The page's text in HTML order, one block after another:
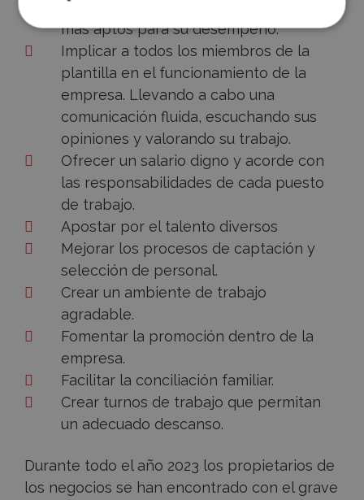
desarrollar su trabajo y serán mucho
más aptos para su desempeño.
Implicar a todos los miembros de la
plantilla en el funcionamiento de la
empresa. Llevando a cabo una
comunicación fluida, escuchando sus
opiniones y valorando su trabajo.
Ofrecer un salario digno y acorde con
las responsabilidades de cada puesto
de trabajo.
Apostar por el talento diversos
Mejorar los procesos de captación y
selección de personal.
Crear un ambiente de trabajo
agradable.
Fomentar la promoción dentro de la
empresa.
Facilitar la conciliación familiar.
Crear turnos de trabajo que permitan
un adecuado descanso.
Durante todo el año 2023 los propietarios de
los negocios se han encontrado con el grave